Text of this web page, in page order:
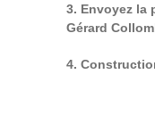
3. Envoyez la
Gérard
4.